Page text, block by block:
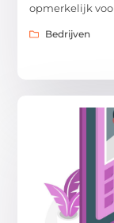
opmerkelijk
Bedrijven